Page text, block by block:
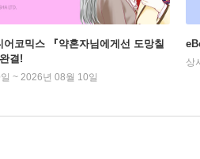
코믹스 『약혼자님에게선 도망칠
결!
~ 2026년 08월 10일
상